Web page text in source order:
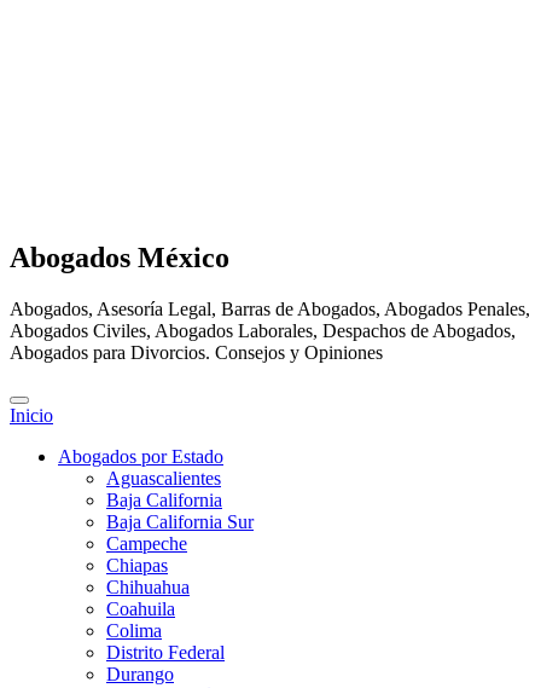
Abogados México
Abogados, Asesoría Legal, Barras de Abogados, Abogados Penales,
Abogados Civiles, Abogados Laborales, Despachos de Abogados,
Abogados para Divorcios. Consejos y Opiniones
Inicio
Abogados por Estado
Aguascalientes
Baja California
Baja California Sur
Campeche
Chiapas
Chihuahua
Coahuila
Colima
Distrito Federal
Durango